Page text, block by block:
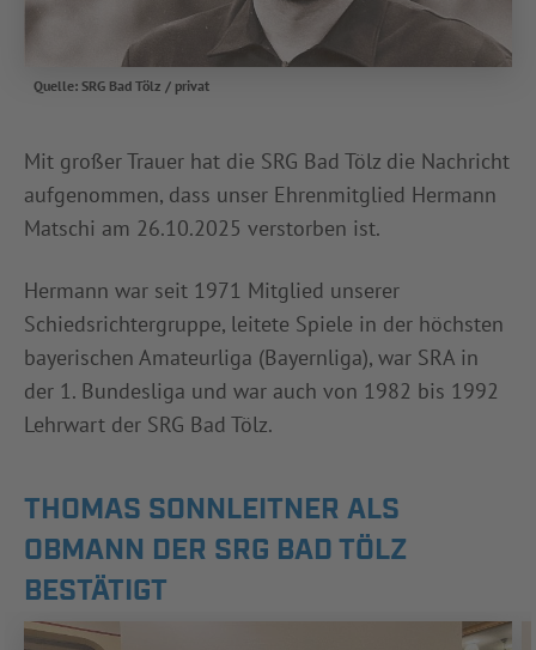
Quelle: SRG Bad Tölz / privat
Mit großer Trauer hat die SRG Bad Tölz die Nachricht
aufgenommen, dass unser Ehrenmitglied Hermann
Matschi am 26.10.2025 verstorben ist.
Hermann war seit 1971 Mitglied unserer
Schiedsrichtergruppe, leitete Spiele in der höchsten
bayerischen Amateurliga (Bayernliga), war SRA in
der 1. Bundesliga und war auch von 1982 bis 1992
Lehrwart der SRG Bad Tölz.
THOMAS SONNLEITNER ALS
OBMANN DER SRG BAD TÖLZ
BESTÄTIGT